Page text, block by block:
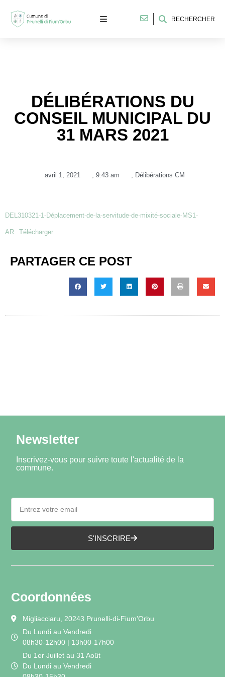
RECHERCHER
DÉLIBÉRATIONS DU
CONSEIL MUNICIPAL DU
31 MARS 2021
avril 1, 2021 , 9:43 am , Délibérations CM
DEL310321-1-Déplacement-de-la-servitude-de-mixité-sociale-MS1-
AR Télécharger
PARTAGER CE POST
Newsletter
Inscrivez-vous pour suivre toute l'actualité de la
commune.
S'INSCRIRE
Coordonnées
Migliacciaru, 20243 Prunelli-di-Fium'Orbu
Du Lundi au Vendredi
08h30-12h00 | 13h00-17h00
Du 1er Juillet au 31 Août
Du Lundi au Vendredi